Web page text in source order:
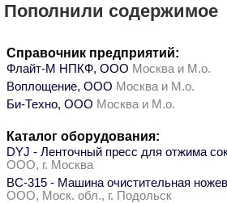
Пополнили содержимое
Справочник предприятий:
Флайт-М НПКФ, ООО Москва и М.о.
Воплощение, ООО Москва и М.о.
Би-Техно, ООО Москва и М.о.
Каталог оборудования:
DYJ - Ленточный пресс для отжима
ООО, г. Москва
ВС-315 - Машина очистительная
ООО, Моск. обл., г. Подольск